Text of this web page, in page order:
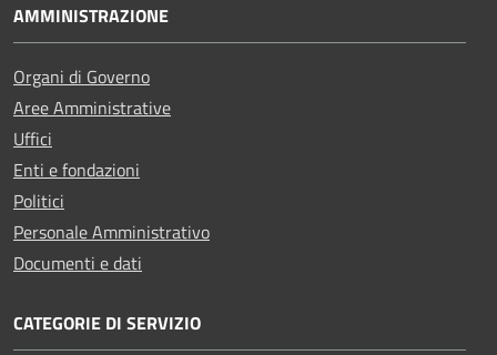
AMMINISTRAZIONE
Organi di Governo
Aree Amministrative
Uffici
Enti e fondazioni
Politici
Personale Amministrativo
Documenti e dati
CATEGORIE DI SERVIZIO